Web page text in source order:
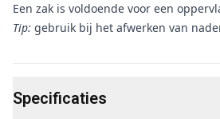
Een zak is voldoende voor een
Tip: gebruik bij het afwerken van
Specificaties